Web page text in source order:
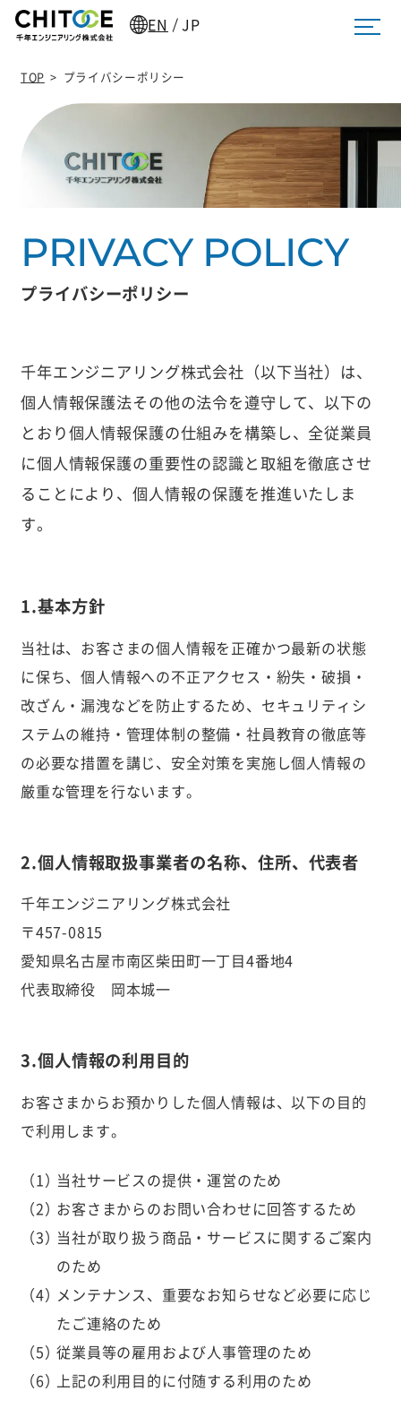
EN /JP
TOP > プライバシーポリシー
プライバシーポリシー
千年エンジニアリング株式会社（以下当社）は、
個人情報保護法その他の法令を遵守して、以下の
とおり個人情報保護の仕組みを構築し、全従業員
に個人情報保護の重要性の認識と取組を徹底させ
ることにより、個人情報の保護を推進いたしま
す。
1.基本方針
当社は、お客さまの個人情報を正確かつ最新の状態
に保ち、個人情報への不正アクセス・紛失・破損・
改ざん・漏洩などを防止するため、セキュリティシ
ステムの維持・管理体制の整備・社員教育の徹底等
の必要な措置を講じ、安全対策を実施し個人情報の
厳重な管理を行ないます。
2.個人情報取扱事業者の名称、住所、代表者
千年エンジニアリング株式会社
〒457-0815
愛知県名古屋市南区柴田町一丁目4番地4
代表取締役 岡本城一
3.個人情報の利用目的
お客さまからお預かりした個人情報は、以下の目的
で利用します。
当社サービスの提供・運営のため
お客さまからのお問い合わせに回答するため
当社が取り扱う商品・サービスに関するご案内
のため
メンテナンス、重要なお知らせなど必要に応じ
たご連絡のため
従業員等の雇用および人事管理のため
上記の利用目的に付随する利用のため